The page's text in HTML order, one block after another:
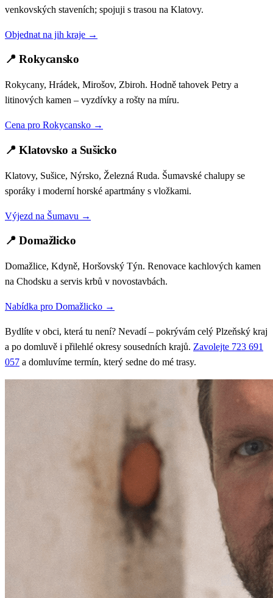
venkovských staveních; spojuji s trasou na Klatovy.
Objednat na jih kraje →
📍 Rokycansko
Rokycany, Hrádek, Mirošov, Zbiroh. Hodně tahovek Petry a
litinových kamen – vyzdívky a rošty na míru.
Cena pro Rokycansko →
📍 Klatovsko a Sušicko
Klatovy, Sušice, Nýrsko, Železná Ruda. Šumavské chalupy se
sporáky i moderní horské apartmány s vložkami.
Výjezd na Šumavu →
📍 Domažlicko
Domažlice, Kdyně, Horšovský Týn. Renovace kachlových kamen
na Chodsku a servis krbů v novostavbách.
Nabídka pro Domažlicko →
Bydlíte v obci, která tu není? Nevadí – pokrývám celý Plzeňský kraj
a po domluvě i přilehlé okresy sousedních krajů. Zavolejte 723 691
057 a domluvíme termín, který sedne do mé trasy.